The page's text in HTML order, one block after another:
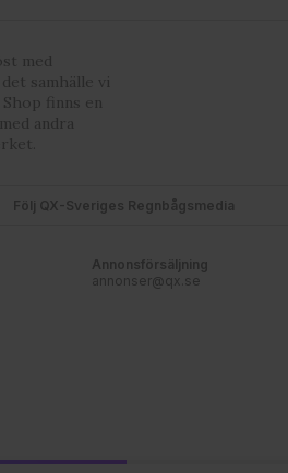
med
samhälle vi
finns en
andra
Följ QX-Sveriges Regnbågsmedia
Annonsförsäljning
annonser@qx.se